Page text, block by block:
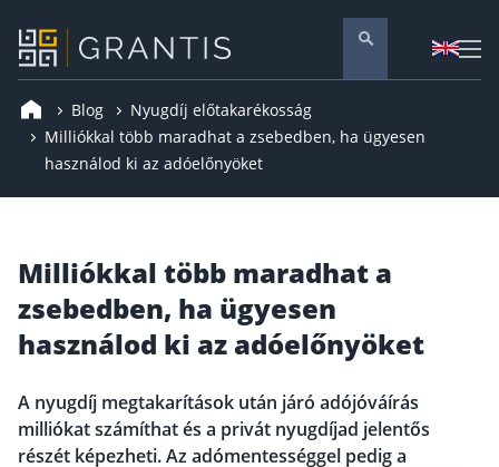
Pénzügyi tanácsadás
Nyugdíj előtakarékosság
Melyiket válaszd? Nyugdíjbiztosítás, NYESZ vagy
ÖNYP?
Nyugdíj előtakarékossági számla (NYESZ)
Nyugdíj tanácsadás 🪙
Nyugdíj megtakarítás – Így válassz
Magánnyugdíjpénztár összefoglaló
Blog
Nyugdíj előtakarékosság
Milliókkal több maradhat a zsebedben, ha ügyesen
használod ki az adóelőnyöket
Milliókkal több maradhat a
zsebedben, ha ügyesen
használod ki az adóelőnyöket
A nyugdíj megtakarítások után járó adójóváírás
milliókat számíthat és a privát nyugdíjad jelentős
részét képezheti. Az adómentességgel pedig a